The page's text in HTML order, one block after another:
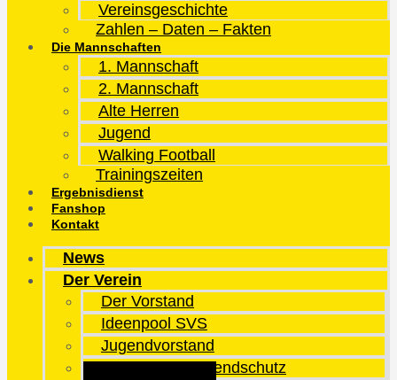
Vereinsgeschichte
Zahlen – Daten – Fakten
Die Mannschaften
1. Mannschaft
2. Mannschaft
Alte Herren
Jugend
Walking Football
Trainingszeiten
Ergebnisdienst
Fanshop
Kontakt
News
Der Verein
Der Vorstand
Ideenpool SVS
Jugendvorstand
Kinder- und Jugendschutz